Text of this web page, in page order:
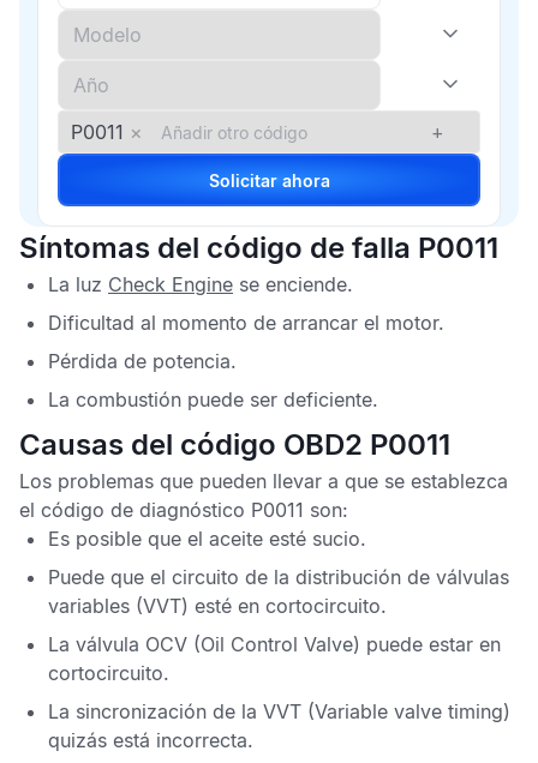
P0011 × +
Solicitar ahora
Síntomas del código de falla P0011
La luz Check Engine se enciende.
Dificultad al momento de arrancar el motor.
Pérdida de potencia.
La combustión puede ser deficiente.
Causas del código OBD2 P0011
Los problemas que pueden llevar a que se establezca
el código de diagnóstico P0011 son:
Es posible que el aceite esté sucio.
Puede que el circuito de la distribución de válvulas
variables (VVT) esté en cortocircuito.
La válvula OCV (Oil Control Valve) puede estar en
cortocircuito.
La sincronización de la VVT (Variable valve timing)
quizás está incorrecta.